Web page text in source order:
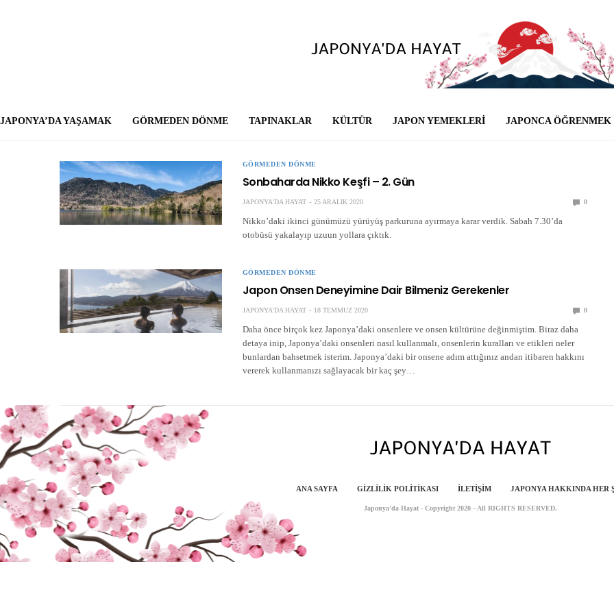
JAPONYA’DA YAŞAMAK GÖRMEDEN DÖNME TAPINAKLAR KÜLTÜR JAPON YEMEKLERI JAPONCA ÖĞRENMEK
GÖRMEDEN DÖNME
Sonbaharda Nikko Keşfi – 2. Gün
JAPONYA'DA HAYAT 25 ARALIK 2020 0
Nikko’daki ikinci günümüzü yürüyüş parkuruna ayırmaya karar verdik. Sabah 7.30’da
otobüsü yakalayıp uzuun yollara çıktık.
GÖRMEDEN DÖNME
Japon Onsen Deneyimine Dair Bilmeniz Gerekenler
JAPONYA'DA HAYAT 18 TEMMUZ 2020 0
Daha önce birçok kez Japonya’daki onsenlere ve onsen kültürüne değinmiştim. Biraz daha
detaya inip, Japonya’daki onsenleri nasıl kullanmalı, onsenlerin kuralları ve etikleri neler
bunlardan bahsetmek isterim. Japonya’daki bir onsene adım attığınız andan itibaren hakkını
vererek kullanmanızı sağlayacak bir kaç şey…
ANA SAYFA GIZLILIK POLITIKASI İLETIŞIM JAPONYA HAKKINDA HER
Japonya'da Hayat - Copyright 2020 - All RIGHTS RESERVED.